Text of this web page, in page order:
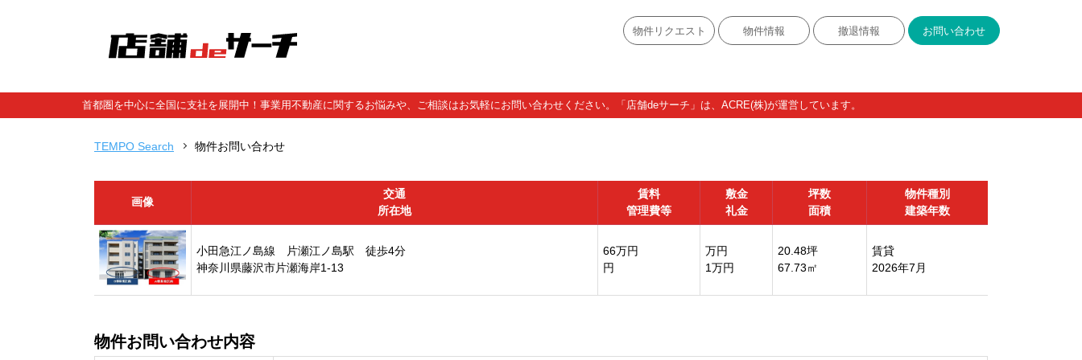
物件リクエスト 物件情報 撤退情報 お問い合わせ
首都圏を中心に全国に支社を展開中！事業用不動産に関するお悩みや、ご相談はお気軽にお問い合わせください。「店舗deサーチ」は、ACRE(株)が運営しています。
TEMPO Search 物件お問い合わせ
画像
交通
所在地
賃料
管理費等
敷金
礼金
坪数
面積
物件種別
建築年数
小田急江ノ島線 片瀬江ノ島駅 徒歩4分
神奈川県藤沢市片瀬海岸1-13
66万円
円
万円
1万円
20.48坪
67.73㎡
賃貸
2026年7月
物件お問い合わせ内容